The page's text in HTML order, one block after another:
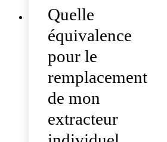
Quelle
équivalence
pour le
remplacement
de mon
extracteur